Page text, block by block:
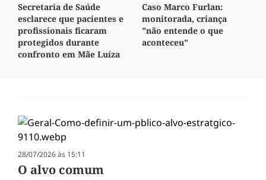
Secretaria de Saúde
esclarece que pacientes e
profissionais ficaram
protegidos durante
confronto em Mãe Luíza
Caso Marco Furlan:
monitorada, criança
"não entende o que
aconteceu"
28/07/2026 às 15:11
O alvo comum